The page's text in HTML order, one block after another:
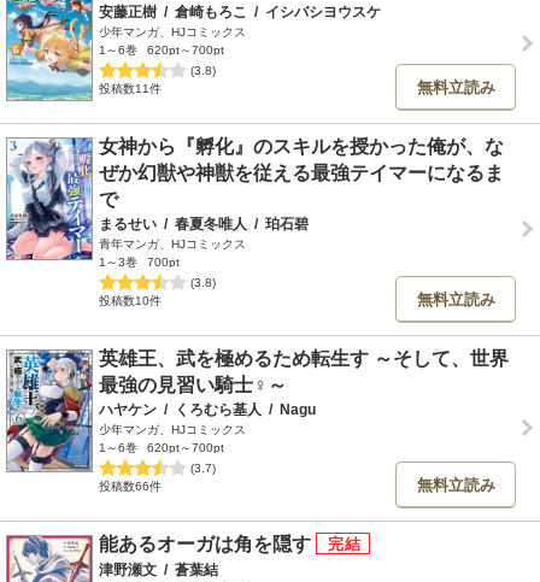
安藤正樹 / 倉崎もろこ / イシバシヨウスケ
少年マンガ、HJコミックス
1～6巻
620pt～700pt
(3.8)
投稿数11件
無料立読み
女神から『孵化』のスキルを授かった俺が、な
ぜか幻獣や神獣を従える最強テイマーになるま
で
まるせい / 春夏冬唯人 / 珀石碧
青年マンガ、HJコミックス
1～3巻
700pt
(3.8)
投稿数10件
無料立読み
英雄王、武を極めるため転生す ～そして、世界
最強の見習い騎士♀～
ハヤケン / くろむら基人 / Nagu
少年マンガ、HJコミックス
1～6巻
620pt～700pt
(3.7)
投稿数66件
無料立読み
能あるオーガは角を隠す
津野瀬文 / 蒼葉結